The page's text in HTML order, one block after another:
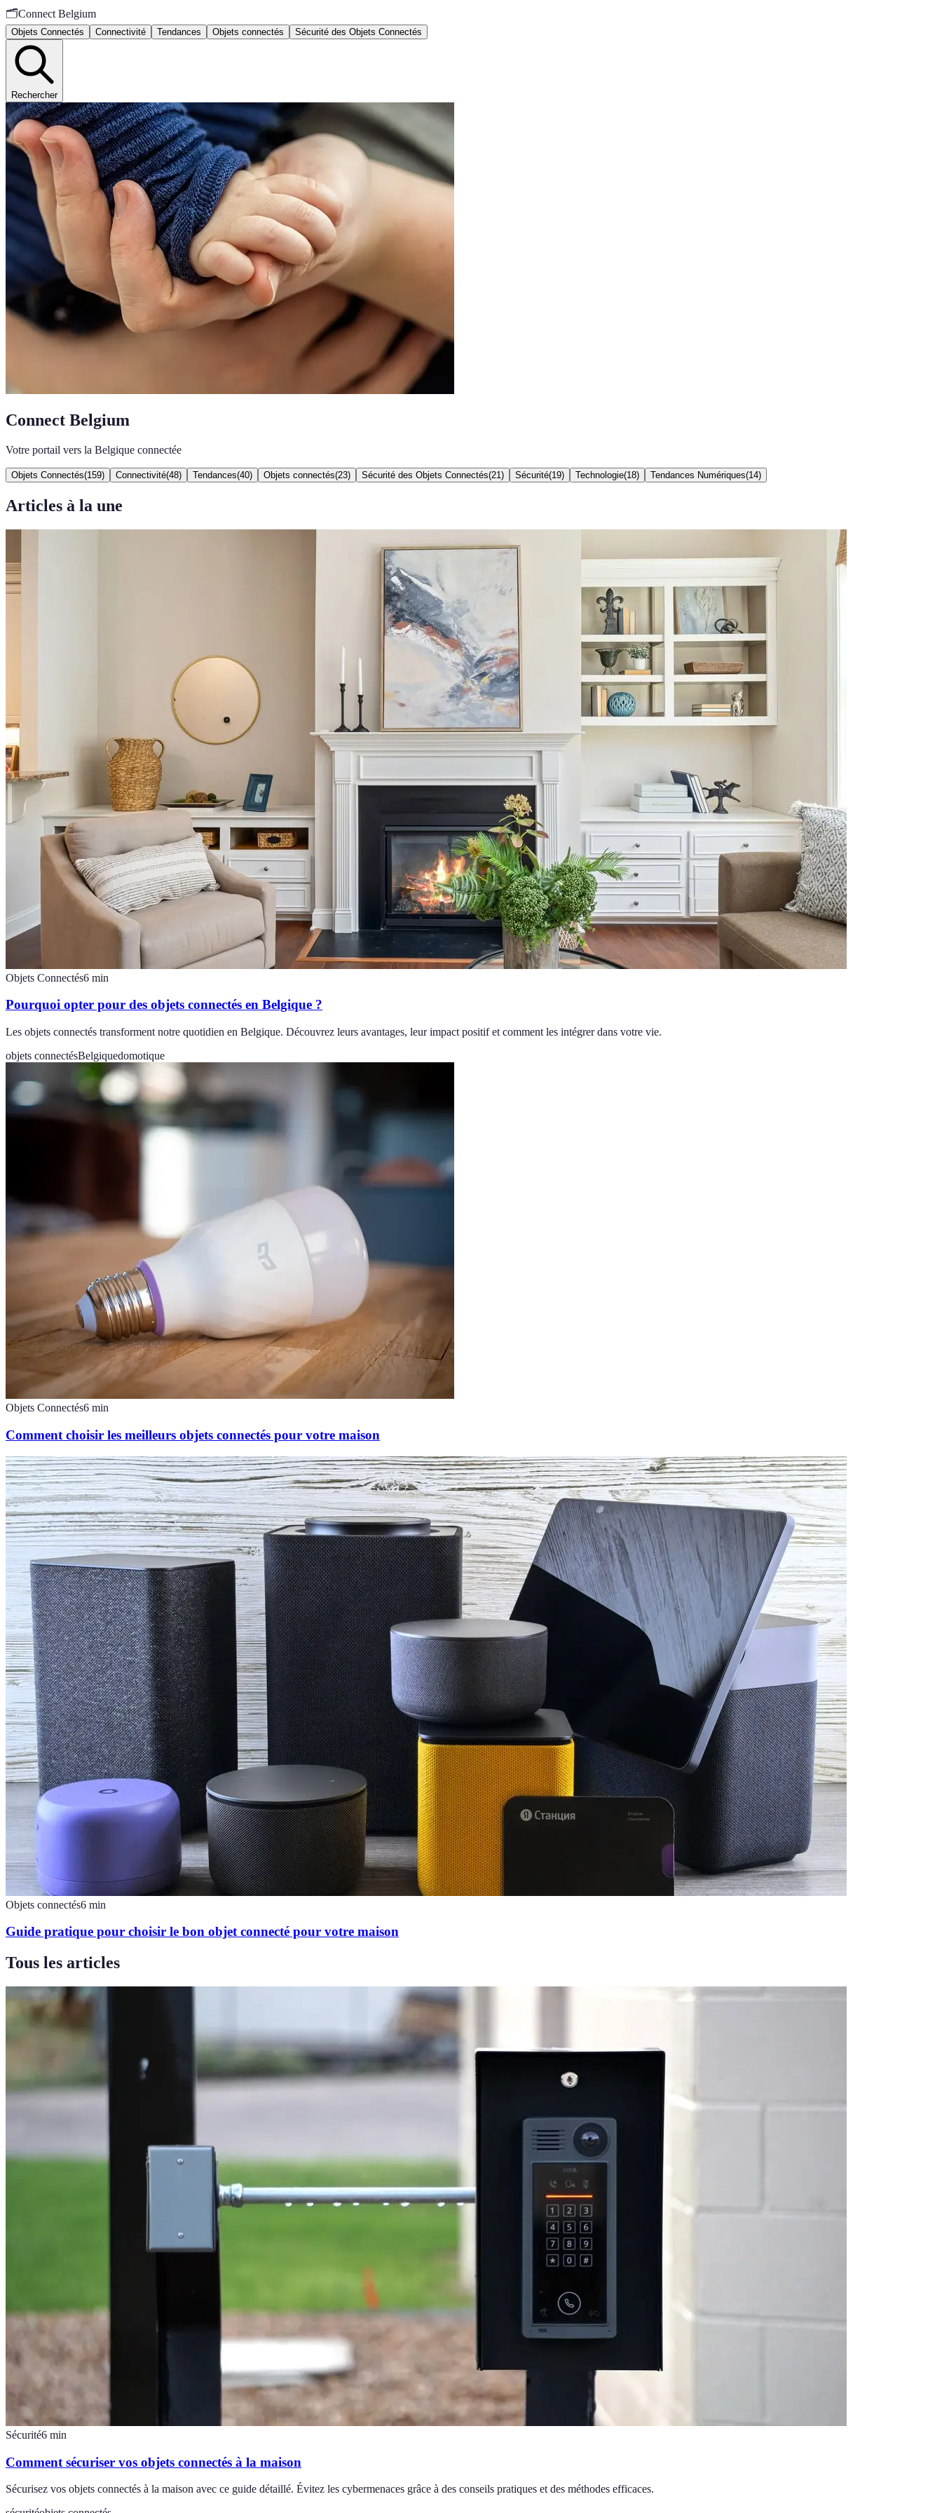
🗂️Connect Belgium
Objets Connectés Connectivité Tendances Objets connectés Sécurité des Objets Connectés
Rechercher
Connect Belgium
Votre portail vers la Belgique connectée
Objets Connectés(159) Connectivité(48) Tendances(40) Objets connectés(23) Sécurité des Objets Connectés(21 ) Sécurité(19) Technologie(18) Tendances Numériques(14)
Articles à la une
Objets Connectés6 min
Pourquoi opter pour des objets connectés en Belgique ?
Les objets connectés transforment notre quotidien en Belgique. Découvrez leurs avantages, leur impact positif et comment les intégrer dans votre vie.
objets connectésBelgiquedomotique
Objets Connectés6 min
Comment choisir les meilleurs objets connectés pour votre maison
Objets connectés6 min
Guide pratique pour choisir le bon objet connecté pour votre maison
Tous les articles
Sécurité6 min
Comment sécuriser vos objets connectés à la maison
Sécurisez vos objets connectés à la maison avec ce guide détaillé. Évitez les cybermenaces grâce à des conseils pratiques et des méthodes efficaces.